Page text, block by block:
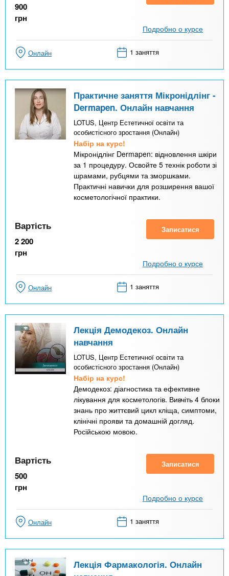
900
грн
Подробно о курсе
Онлайн 1 заняття
Практичне заняття Мікронідлінг -
Dermapen. Онлайн навчання
LOTUS, Центр Естетичної освіти та
особистісного зростання (Онлайн)
Набір на курс!
Мікронідлінг Dermapen: відновлення шкіри
за 1 процедуру. Освойте 5 технік роботи зі
шрамами, рубцями та зморшками.
Практичні навички для розширення вашої
косметологічної практики.
Вартість
2 200
грн
Записатися
Подробно о курсе
Онлайн 1 заняття
Лекція Демодекоз. Онлайн
навчання
LOTUS, Центр Естетичної освіти та
особистісного зростання (Онлайн)
Набір на курс!
Демодекоз: діагностика та ефективне
лікування для косметологів. Вивчіть 4 блоки
знань про життєвий цикл кліща, симптоми,
клінічні прояви та домашній догляд.
Російською мовою.
Вартість
500
грн
Записатися
Подробно о курсе
Онлайн 1 заняття
Лекція Фармакологія. Онлайн